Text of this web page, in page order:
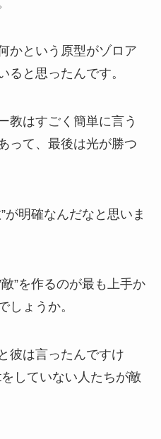
かという原型がゾロア
ると思ったんです。
教はすごく簡単に言う
って、最後は光が勝つ
が明確なんだなと思いま
”を作るのが最も上手か
しょうか。
彼は言ったんですけ
していない人たちが敵